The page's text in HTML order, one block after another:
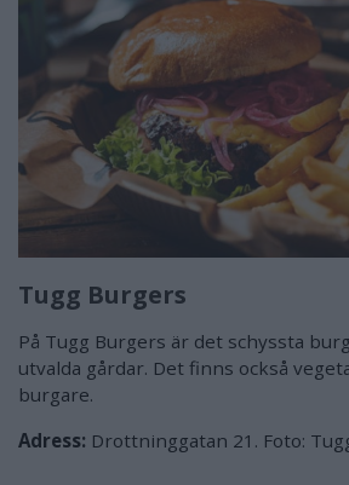
Tugg Burgers
På Tugg Burgers är det schyssta
utvalda gårdar. Det finns också
burgare.
Adress: Drottninggatan 21. Foto: